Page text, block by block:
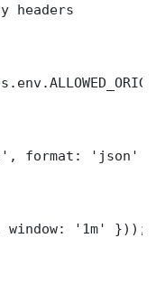
headers
format: 'json'
window: '1m' }));